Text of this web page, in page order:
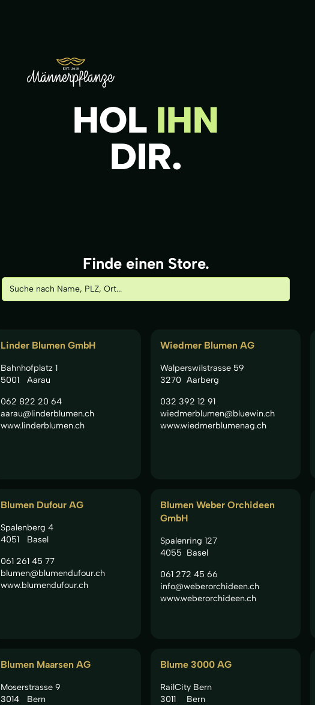
HOL IHN
DIR.
Finde einen Store.
Linder Blumen GmbH
Bahnhofplatz 1
5001
Aarau
062 822 20 64
aarau@linderblumen.ch
www.linderblumen.ch
Wiedmer Blumen AG
Walperswilstrasse 59
3270 Aarberg
032 392 12 91
wiedmerblumen@bluewin.ch
www.wiedmerblumenag.ch
Blumen Dufour AG
Spalenberg 4
4051
Basel
061 261 45 77
blumen@blumendufour.ch
www.blumendufour.ch
Blumen Weber Orchideen
GmbH
Spalenring 127
4055 Basel
061 272 45 66
info@weberorchideen.ch
www.weberorchideen.ch
Blumen Maarsen AG
Moserstrasse 9
3014
Bern
Blume 3000 AG
RailCity Bern
3011
Bern